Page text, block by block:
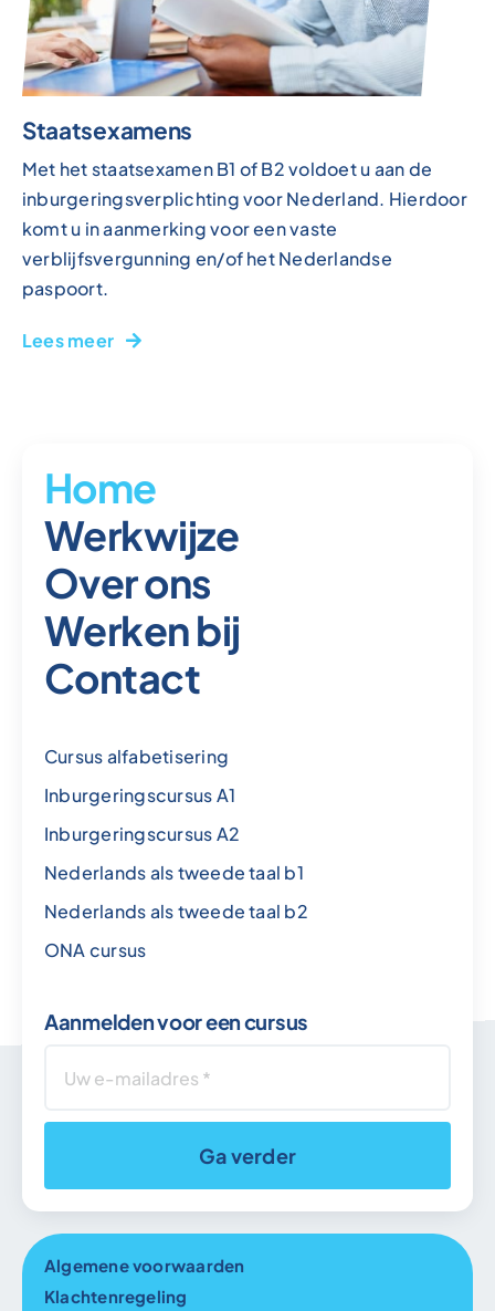
Staatsexamens
Met het staatsexamen B1 of B2 voldoet u aan de
inburgeringsverplichting voor Nederland. Hierdoor
komt u in aanmerking voor een vaste
verblijfsvergunning en/of het Nederlandse
paspoort.
Lees meer
Home
Werkwijze
Over ons
Werken bij
Contact
Cursus alfabetisering
Inburgeringscursus A1
Inburgeringscursus A2
Nederlands als tweede taal b1
Nederlands als tweede taal b2
ONA cursus
Aanmelden voor een cursus
Ga verder
Algemene voorwaarden
Klachtenregeling